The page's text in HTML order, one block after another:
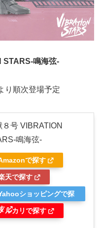
STARS-鳴海弦-
り順次登場予定
８号 VIBRATION
鳴海弦-
で探す
天で探す
ショッピングで探
ルカリで探す